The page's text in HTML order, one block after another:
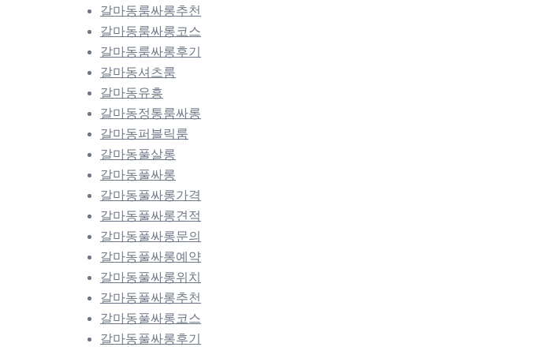
갈마동룸싸롱추천
갈마동룸싸롱코스
갈마동룸싸롱후기
갈마동셔츠룸
갈마동유흥
갈마동정통룸싸롱
갈마동퍼블릭룸
갈마동풀살롱
갈마동풀싸롱
갈마동풀싸롱가격
갈마동풀싸롱견적
갈마동풀싸롱문의
갈마동풀싸롱예약
갈마동풀싸롱위치
갈마동풀싸롱추천
갈마동풀싸롱코스
갈마동풀싸롱후기